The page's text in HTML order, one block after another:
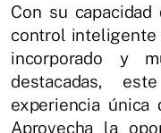
Con su
control inteligente
incorporado y
destacadas,
experiencia única
Aprovecha la